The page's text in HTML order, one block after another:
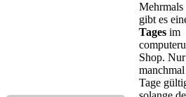
Mehrmals
gibt es
Tages im
Shop.
Tage